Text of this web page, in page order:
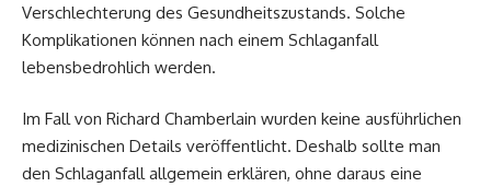
Verschlechterung des Gesundheitszustands. Solche
Komplikationen können nach einem Schlaganfall
lebensbedrohlich werden.
Im Fall von Richard Chamberlain wurden keine ausführlichen
medizinischen Details veröffentlicht. Deshalb sollte man
den Schlaganfall allgemein erklären, ohne daraus eine